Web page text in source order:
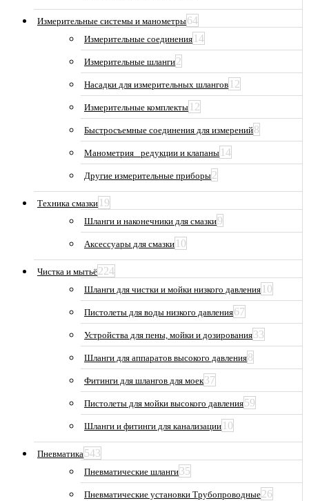
Измерительные системы и манометры64
Измерительные соединения 14
Измерительные шланги2
Насадки для измерительных шлангов 12
Измерительные комплекты 12
Быстросъемные соединения для измерений8
Манометрия_ редукции и клапаны 14
Другие измерительные приборы2
Техника смазки 19
Шланги и наконечники для смазки9
Аксессуары для смазки 10
Чистка и мытьё224
Шланги для чистки и мойки низкого давления 10
Пистолеты для воды низкого давления67
Устройства для пены, мойки и дозирования33
Шланги для аппаратов высокого давления8
Фитинги для шлангов для моек37
Пистолеты для мойки высокого давления59
Шланги и фитинги для канализации 10
Пневматика543
Пневматические шланги35
Пневматические установки Трубопроводные26